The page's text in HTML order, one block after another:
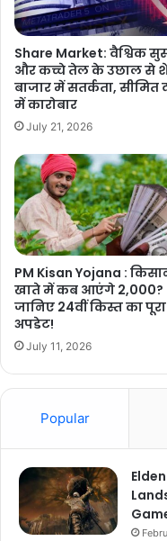
Share Market: वैश्विक
और कच्चे तेल के उछाल से
बाजार में सतर्कता, सीमित
में कारोबार
July 21, 2026
PM Kisan Yojana :
खाते में कब आएंगे 2,000?
जानिए 24वीं किस्त का पूरा
अपडेट!
July 11, 2026
Popular